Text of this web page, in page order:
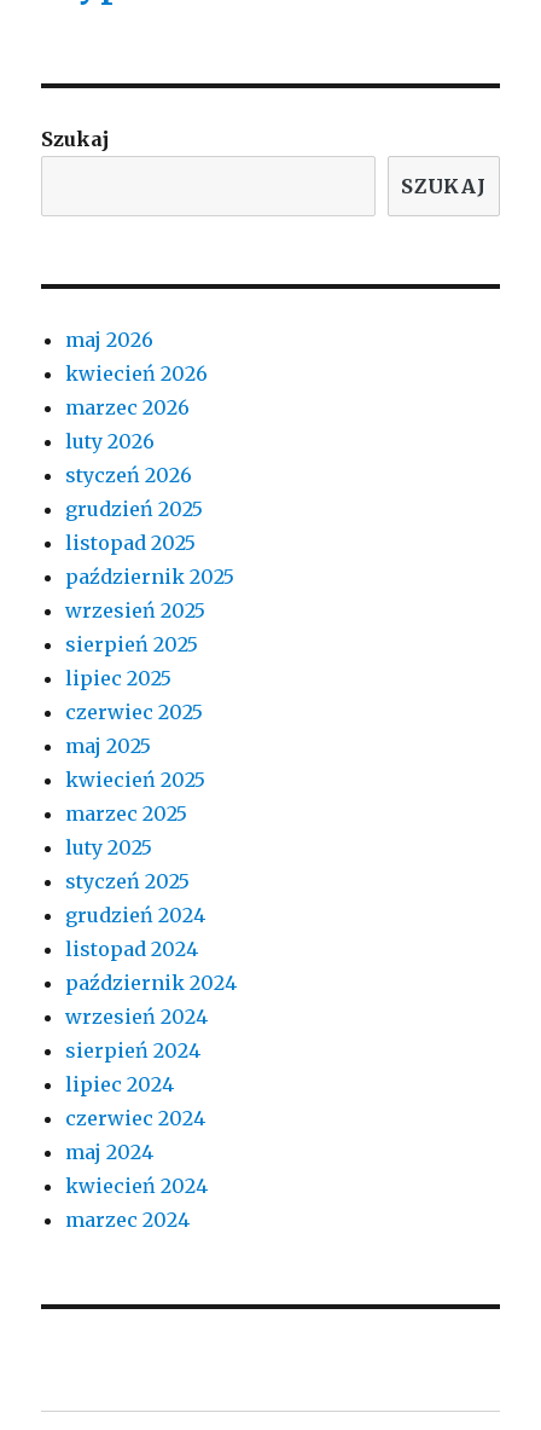
Szukaj
SZUKAJ
maj 2026
kwiecień 2026
marzec 2026
luty 2026
styczeń 2026
grudzień 2025
listopad 2025
październik 2025
wrzesień 2025
sierpień 2025
lipiec 2025
czerwiec 2025
maj 2025
kwiecień 2025
marzec 2025
luty 2025
styczeń 2025
grudzień 2024
listopad 2024
październik 2024
wrzesień 2024
sierpień 2024
lipiec 2024
czerwiec 2024
maj 2024
kwiecień 2024
marzec 2024